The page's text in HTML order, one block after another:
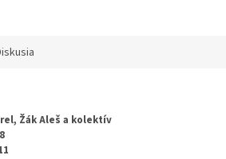
Žák Aleš a kolektív